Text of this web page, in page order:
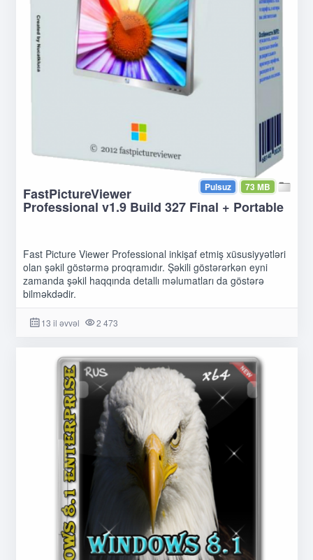
73 MB
Pulsuz
FastPictureViewer
Professional v1.9 Build 327 Final + Portable
Fast Picture Viewer Professional inkişaf etmiş xüsusiyyətləri
olan şəkil göstərmə proqramıdır. Şəkili göstərərkən eyni
zamanda şəkil haqqında detallı məlumatları da göstərə
bilməkdədir.
13 il əvvəl 2 473